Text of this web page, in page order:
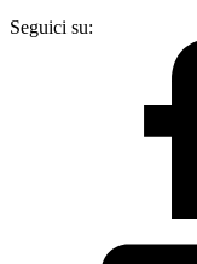
Seguici su: